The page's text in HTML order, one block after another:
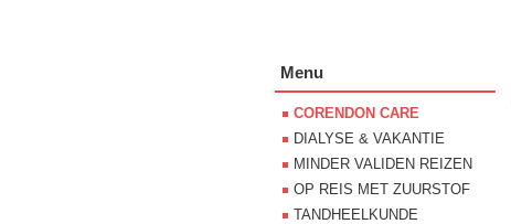
Menu
CORENDON CARE
DIALYSE & VAKANTIE
MINDER VALIDEN REIZEN
OP REIS MET ZUURSTOF
TANDHEELKUNDE